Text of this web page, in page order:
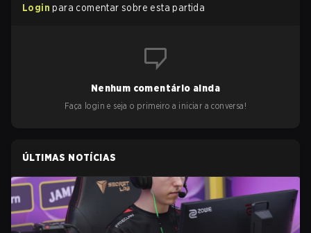
Login para comentar sobre esta partida
Nenhum comentário ainda
Faça login e seja o primeiro a iniciar a conversa!
ÚLTIMAS NOTÍCIAS